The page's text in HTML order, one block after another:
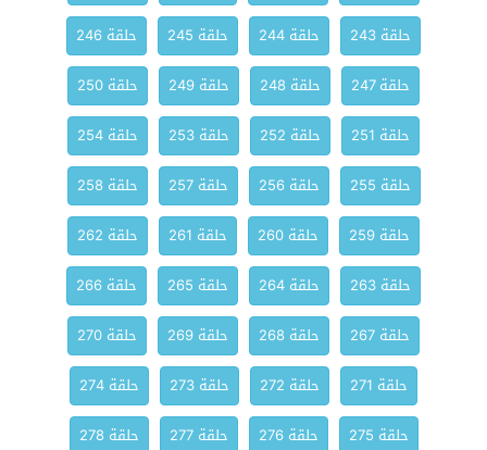
حلقة 243
حلقة 244 حلقة 245
حلقة 246
حلقة 247
حلقة 248 حلقة 249
حلقة 250
حلقة 251
حلقة 252 حلقة 253
حلقة 254
حلقة 255
حلقة 256 حلقة 257
حلقة 258
حلقة 259
حلقة 260 حلقة 261
حلقة 262
حلقة 263
حلقة 264 حلقة 265
حلقة 266
حلقة 267
حلقة 268 حلقة 269
حلقة 270
حلقة 271
حلقة 272 حلقة 273
حلقة 274
حلقة 275
حلقة 276 حلقة 277
حلقة 278